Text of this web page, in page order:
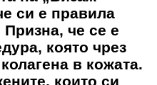
си е правила
че се е
която чрез
в кожата.
които си